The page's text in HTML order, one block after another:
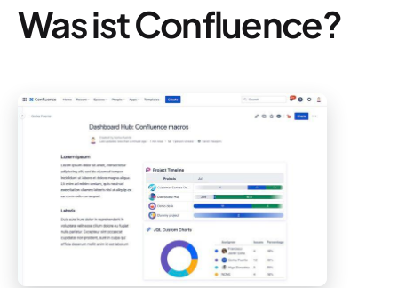
Was ist Confluence?